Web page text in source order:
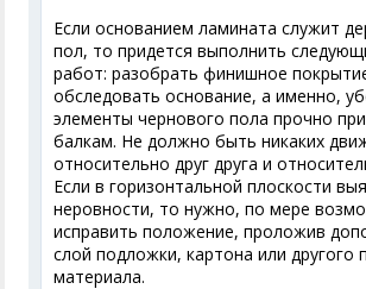
Если основанием ламината служит
пол, то придется выполнить
работ: разобрать финишное
обследовать основание, а именно,
элементы чернового пола прочно
балкам. Не должно быть никаких
относительно друг друга и
Если в горизонтальной плоскости
неровности, то нужно, по мере
исправить положение, проложив
слой подложки, картона или другого
материала.